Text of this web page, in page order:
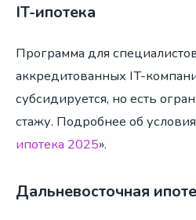
IT-ипотека
Программа для
аккредитованных IT-
субсидируется, но есть
стажу. Подробнее об
ипотека 2025».
Дальневосточная